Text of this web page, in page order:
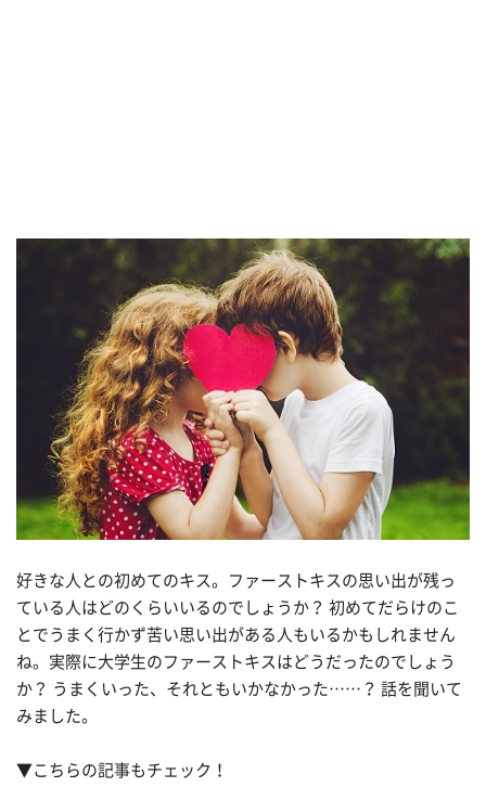
好きな人との初めてのキス。ファーストキスの思い出が残っ
ている人はどのくらいいるのでしょうか？ 初めてだらけのこ
とでうまく行かず苦い思い出がある人もいるかもしれません
ね。実際に大学生のファーストキスはどうだったのでしょう
か？ うまくいった、それともいかなかった……？ 話を聞いて
みました。
▼こちらの記事もチェック！